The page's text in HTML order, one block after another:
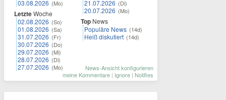
03.08.2026 (Mo)
LetzteWoche
02.08.2026 (So)
01.08.2026 (Sa)
31.07.2026 (Fr)
30.07.2026 (Do)
29.07.2026 (Mi)
28.07.2026 (Di)
27.07.2026 (Mo)
21.07.2026 (Di)
20.07.2026 (Mo)
Top News
Populäre News (14d)
Heiß diskutiert (14d)
News-Ansicht konfigurieren
meine Kommentare | Ignore | Notifies